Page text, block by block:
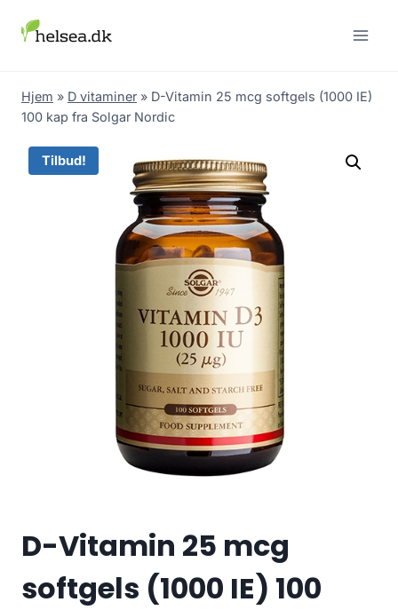
Hjem » D vitaminer » D-Vitamin 25 mcg softgels (1000 IE)
100 kap fra Solgar Nordic
Tilbud!
D-Vitamin 25 mcg
softgels (1000 IE) 100